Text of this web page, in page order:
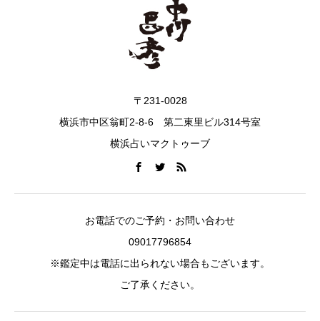
〒231-0028
横浜市中区翁町2-8-6 第二東里ビル314号室
横浜占いマクトゥーブ
お電話でのご予約・お問い合わせ
09017796854
※鑑定中は電話に出られない場合もございます。
ご了承ください。